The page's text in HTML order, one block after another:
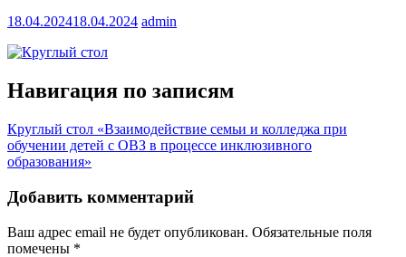
18.04.202418.04.2024 admin
Навигация по записям
Круглый стол «Взаимодействие семьи и колледжа при
обучении детей с ОВЗ в процессе инклюзивного
образования»
Добавить комментарий
Ваш адрес email не будет опубликован. Обязательные поля
помечены *